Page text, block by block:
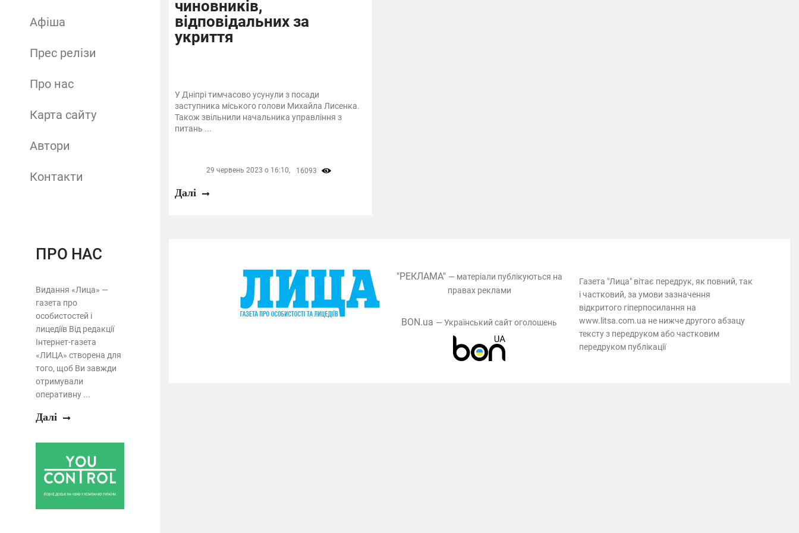
Афіша
Прес релізи
Про нас
Карта сайту
Автори
Контакти
ПРО НАС
Видання «Лица» —
газета про
особистостей і
лицедіїв Від редакції
Інтернет-газета
«ЛИЦА» створена для
того, щоб Ви завжди
отримували
оперативну ...
Далі
чиновників,
відповідальних за
укриття
У Дніпрі тимчасово усунули з посади
заступника міського голови Михайла Лисенка.
Також звільнили начальника управління з
питань ...
29 червень 2023 о 16:10, 16093
Далі
"РЕКЛАМА" — матеріали публікуються на
правах реклами
BON.ua — Український сайт оголошень
Газета "Лица" вітає передрук, як повний, так
і частковий, за умови зазначення
відкритого гіперпосилання на
www.litsa.com.ua не нижче другого абзацу
тексту з передруком або частковим
передруком публікації